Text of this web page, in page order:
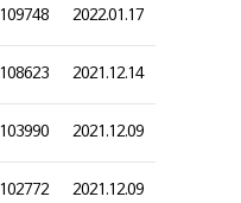
109748 2022.01.17
108623 2021.12.14
103990 2021.12.09
102772 2021.12.09